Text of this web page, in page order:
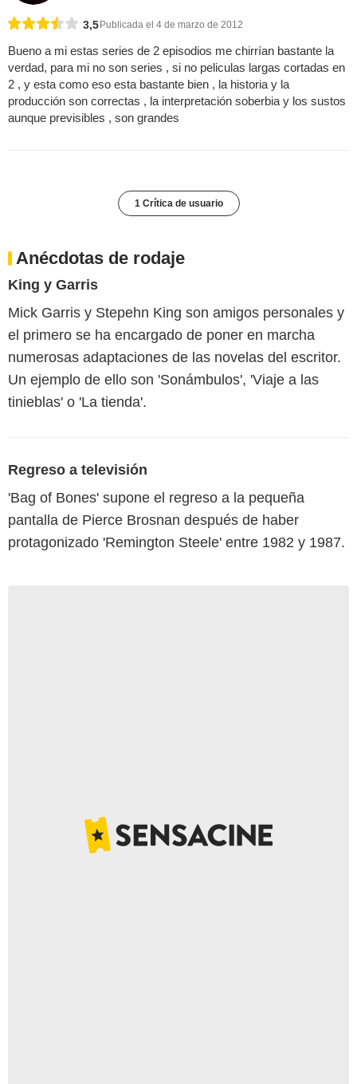
3,5 Publicada el 4 de marzo de 2012
Bueno a mi estas series de 2 episodios me chirrían bastante la
verdad, para mi no son series , si no peliculas largas cortadas en
2 , y esta como eso esta bastante bien , la historia y la
producción son correctas , la interpretación soberbia y los sustos
aunque previsibles , son grandes
1 Crítica de usuario
Anécdotas de rodaje
King y Garris
Mick Garris y Stepehn King son amigos personales y
el primero se ha encargado de poner en marcha
numerosas adaptaciones de las novelas del escritor.
Un ejemplo de ello son 'Sonámbulos', 'Viaje a las
tinieblas' o 'La tienda'.
Regreso a televisión
'Bag of Bones' supone el regreso a la pequeña
pantalla de Pierce Brosnan después de haber
protagonizado 'Remington Steele' entre 1982 y 1987.